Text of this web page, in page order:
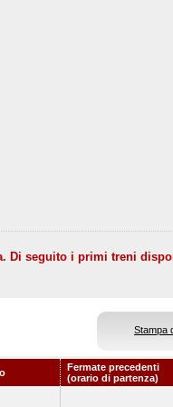
Di seguito i primi treni
Stampa
Fermate precedenti
(orario di partenza)